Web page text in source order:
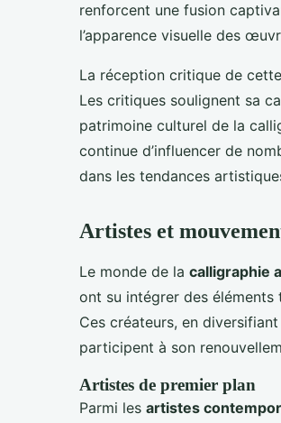
renforcent une fusion
l’apparence visuelle des
La réception critique de cette
Les critiques soulignent sa
patrimoine culturel de la
continue d’influencer de
dans les tendances
Artistes et
Le monde de la calligraphie
ont su intégrer des éléments
Ces créateurs, en
participent à son
Artistes de premier plan
Parmi les artistes